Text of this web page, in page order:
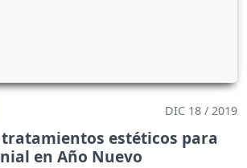
DIC 18 / 2019
tratamientos estéticos para
en Año Nuevo